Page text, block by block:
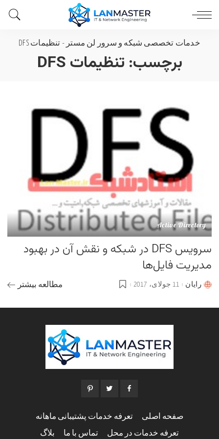
خدمات تخصصی شبکه و سرور لن مستر - تنظیمات DFS
برچسب:تنظیمات DFS
Active Directory
سرویس DFS در شبکه و نقش آن در بهبود
مدیریت فایل‌ها
Postedرایان 11 جولای، 2017 مطالعه بیشتر
صفحه اصلی تعرفه خدمات پشتیبانی ماهانه
تعرفه خدمات در محل تماس با ما بلاگ